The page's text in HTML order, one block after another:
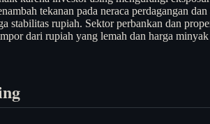
tekanan pada neraca perdagangan
stabilitas rupiah. Sektor perbankan dan
dari rupiah yang lemah dan harga